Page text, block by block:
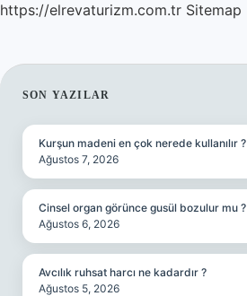
https://elrevaturizm.com.tr Sitemap
SIDEBAR
SON YAZILAR
Kurşun madeni en çok nerede kullanılır ?
Ağustos 7, 2026
Cinsel organ görünce gusül bozulur mu ?
Ağustos 6, 2026
Avcılık ruhsat harcı ne kadardır ?
Ağustos 5, 2026